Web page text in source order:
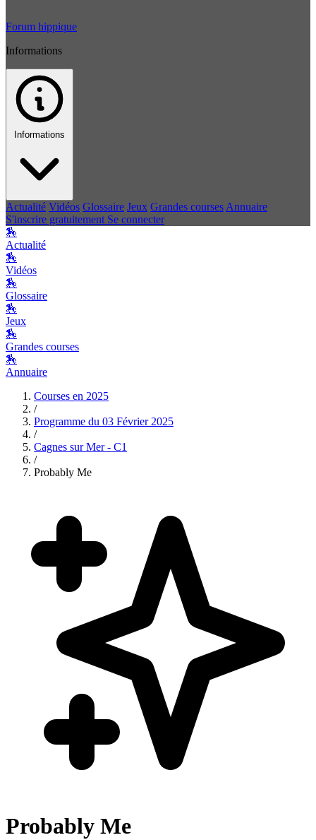
Forum hippique
Informations
Informations
Actualité Vidéos Glossaire Jeux Grandes courses Annuaire
S'inscrire gratuitement Se connecter
🏇
Actualité
🏇
Vidéos
🏇
Glossaire
🏇
Jeux
🏇
Grandes courses
🏇
Annuaire
Courses en 2025
/
Programme du 03 Février 2025
/
Cagnes sur Mer - C1
/
Probably Me
Probably Me